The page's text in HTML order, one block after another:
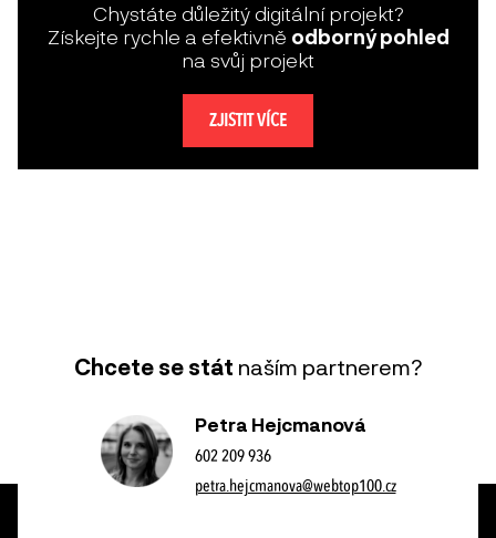
Chystáte důležitý digitální projekt?
Získejte rychle a efektivně odborný pohled
na svůj projekt
ZJISTIT VÍCE
Chcete se stát naším partnerem?
Petra Hejcmanová
602 209 936
petra.hejcmanova@webtop100.cz